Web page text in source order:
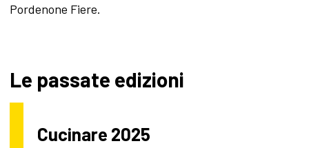
Pordenone Fiere.
Le passate edizioni
Cucinare 2025